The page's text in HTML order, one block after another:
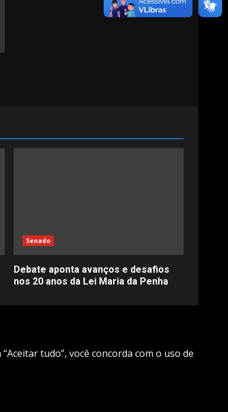
Senado
Debate aponta avanços e desafios
nos 20 anos da Lei Maria da Penha
tudo”, você concorda com o uso de